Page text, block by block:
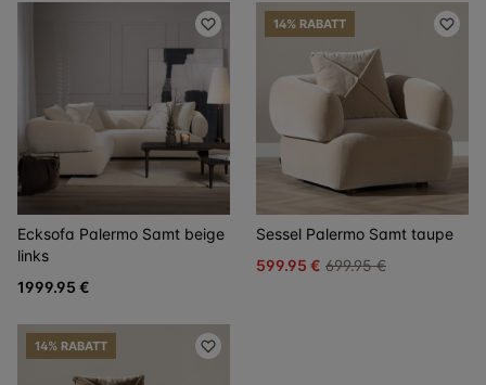
Ecksofa Palermo Samt beige
links
1999.95 €
14% RABATT
Sessel Palermo Samt taupe
599.95 € 699.95 €
14% RABATT